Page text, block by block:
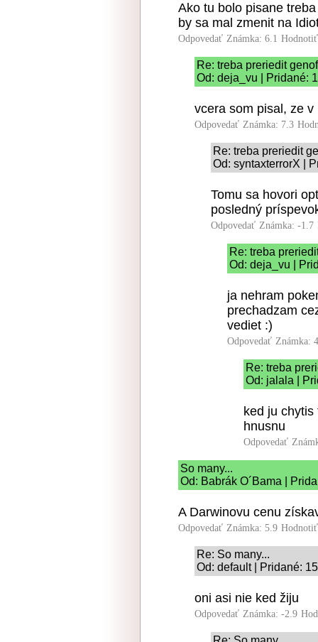
Ako tu bolo pisane
by sa mal zmenit na
Odpovedať Známka: 6.1
Re: treba preriedit
Od: deja_vu | Pridané:
vcera som pisal, ze
Odpovedať Známka: 7.3
Re: treba preriedit
Od: syntaxterrorX |
Tomu sa hovori
posledný
Odpovedať Známka: -1.7
Re: treba
Od: deja_vu |
ja nehram
prechadzam
vediet :)
Odpovedať Známka:
Re: treba
Od: jalala |
ked ju
hnusnu
Odpovedať
So many...
Od: Babrák O´Bama |
A Darwinovu cenu
Odpovedať Známka: 5.9
Re: So many...
Od: default | Pridané:
oni asi nie ked žiju
Odpovedať Známka: -2.9